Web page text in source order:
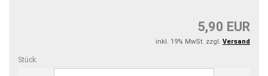
5,90 EUR
inkl. 19% MwSt. zzgl. Versand
Stück: